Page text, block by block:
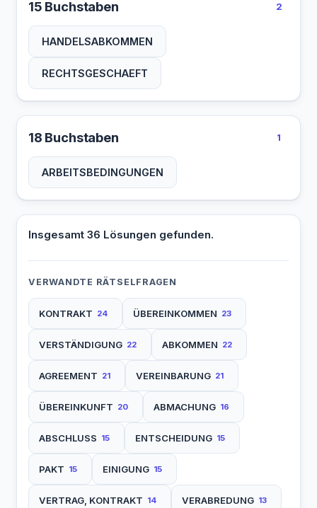
15 Buchstaben 2
HANDELSABKOMMEN
RECHTSGESCHAEFT
18 Buchstaben 1
ARBEITSBEDINGUNGEN
Insgesamt 36 Lösungen gefunden.
VERWANDTE RÄTSELFRAGEN
KONTRAKT 24 ÜBEREINKOMMEN 23
VERSTÄNDIGUNG 22 ABKOMMEN 22
AGREEMENT 21 VEREINBARUNG 21
ÜBEREINKUNFT 20 ABMACHUNG 16
ABSCHLUSS 15 ENTSCHEIDUNG 15
PAKT 15 EINIGUNG 15
VERTRAG, KONTRAKT 14 VERABREDUNG 13